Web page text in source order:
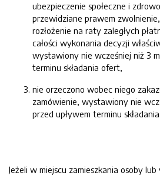
ubezpieczenie społeczne i
przewidziane prawem
rozłożenie na raty zaległych
całości wykonania decyzji
wystawiony nie wcześniej niż 3
terminu składania ofert,
nie orzeczono wobec niego
zamówienie, wystawiony nie
przed upływem terminu
Jeżeli w miejscu zamieszkania osoby